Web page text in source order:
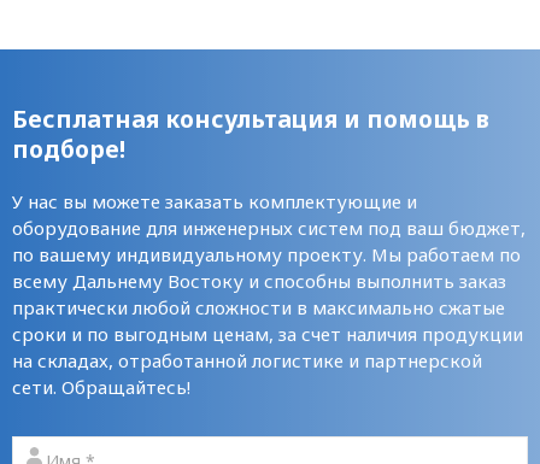
Бесплатная консультация и помощь в
подборе!
У нас вы можете заказать комплектующие и
оборудование для инженерных систем под ваш бюджет,
по вашему индивидуальному проекту. Мы работаем по
всему Дальнему Востоку и способны выполнить заказ
практически любой сложности в максимально сжатые
сроки и по выгодным ценам, за счет наличия продукции
на складах, отработанной логистике и партнерской
сети. Обращайтесь!